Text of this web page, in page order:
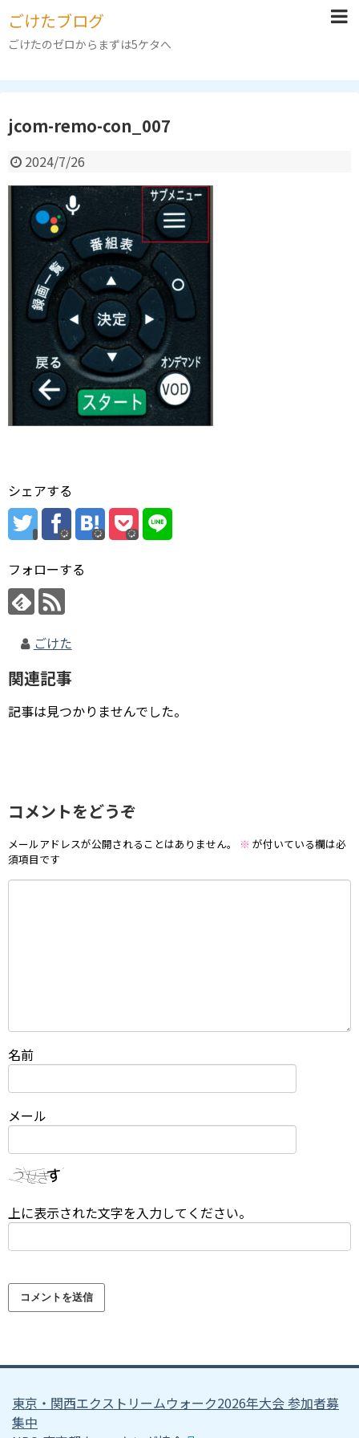
ごけたブログ
ごけたのゼロからまずは5ケタへ
jcom-remo-con_007
2024/7/26
シェアする
フォローする
ごけた
関連記事
記事は見つかりませんでした。
コメントをどうぞ
メールアドレスが公開されることはありません。 ※ が付いている欄は必
須項目です
名前
メール
上に表示された文字を入力してください。
東京・関西エクストリームウォーク2026年大会 参加者募
集中